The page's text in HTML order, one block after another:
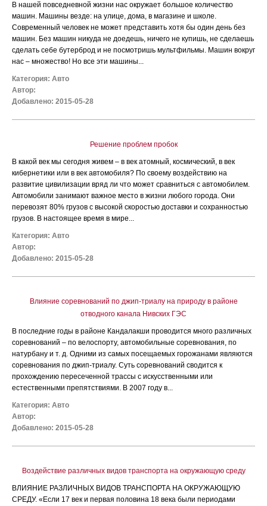
В нашей повседневной жизни нас окружает большое количество
машин. Машины везде: на улице, дома, в магазине и школе.
Современный человек не может представить хотя бы один день без
машин. Без машин никуда не доедешь, ничего не купишь, не сделаешь
сделать себе бутерброд и не посмотришь мультфильмы. Машин вокруг
нас – множество! Но все эти машины...
Категория: Авто
Автор:
Добавлено: 2015-05-28
Решение проблем пробок
В какой век мы сегодня живем – в век атомный, космический, в век
кибернетики или в век автомобиля? По своему воздействию на
развитие цивилизации вряд ли что может сравниться с автомобилем.
Автомобили занимают важное место в жизни любого города. Они
перевозят 80% грузов с высокой скоростью доставки и сохранностью
грузов. В настоящее время в мире...
Категория: Авто
Автор:
Добавлено: 2015-05-28
Влияние соревнований по джип-триалу на природу в районе
отводного канала Нивских ГЭС
В последние годы в районе Кандалакши проводится много различных
соревнований – по велоспорту, автомобильные соревнования, по
натурбану и т. д. Одними из самых посещаемых горожанами являются
соревнования по джип-триалу. Суть соревнований сводится к
прохождению пересеченной трассы с искусственными или
естественными препятствиями. В 2007 году в...
Категория: Авто
Автор:
Добавлено: 2015-05-28
Воздействие различных видов транспорта на окружающую среду
ВЛИЯНИЕ РАЗЛИЧНЫХ ВИДОВ ТРАНСПОРТА НА ОКРУЖАЮЩУЮ
СРЕДУ. «Если 17 век и первая половина 18 века были периодами